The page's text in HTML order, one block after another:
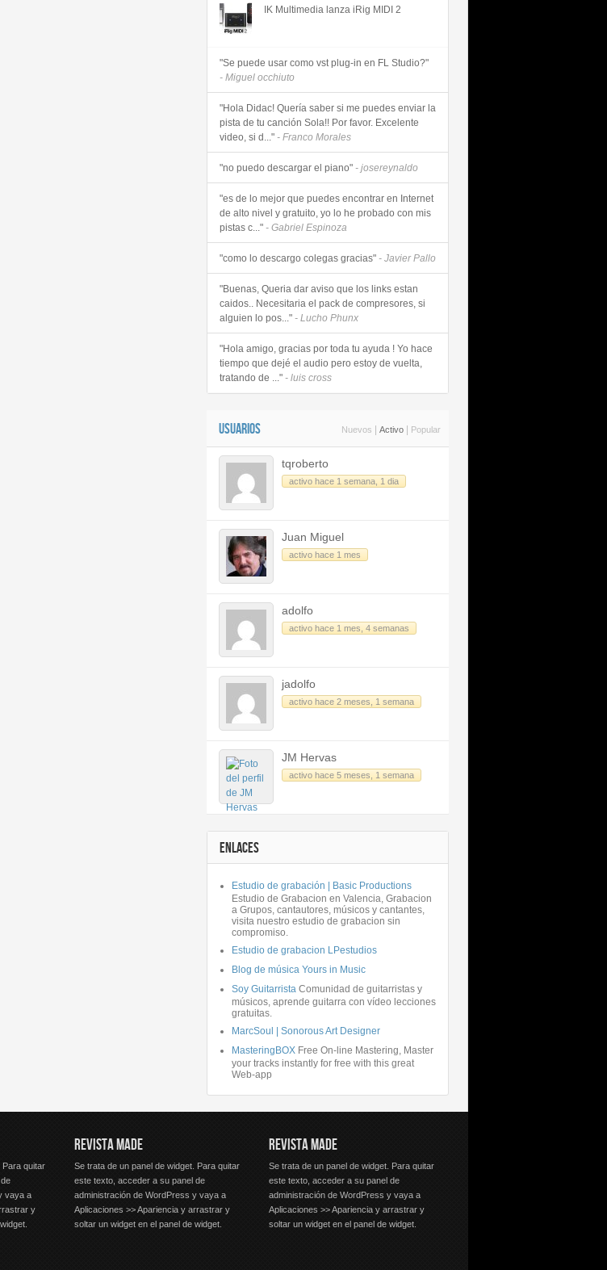
IK Multimedia lanza iRig MIDI 2
"Se puede usar como vst plug-in en FL Studio?"
- Miguel occhiuto
"Hola Didac! Quería saber si me puedes enviar la
pista de tu canción Sola!! Por favor. Excelente
video, si d..." - Franco Morales
"no puedo descargar el piano" - josereynaldo
"es de lo mejor que puedes encontrar en Internet
de alto nivel y gratuito, yo lo he probado con mis
pistas c..." - Gabriel Espinoza
"como lo descargo colegas gracias" - Javier Pallo
"Buenas, Queria dar aviso que los links estan
caidos.. Necesitaria el pack de compresores, si
alguien lo pos..." - Lucho Phunx
"Hola amigo, gracias por toda tu ayuda ! Yo hace
tiempo que dejé el audio pero estoy de vuelta,
tratando de ..." - luis cross
USUARIOS Nuevos Activo Popular
tqroberto
activo hace 1 semana, 1 dia
Juan Miguel
activo hace 1 mes
adolfo
activo hace 1 mes, 4 semanas
jadolfo
activo hace 2 meses, 1 semana
JM Hervas
activo hace 5 meses, 1 semana
ENLACES
Estudio de grabación | Basic Productions
Estudio de Grabacion en Valencia, Grabacion
a Grupos, cantautores, músicos y cantantes,
visita nuestro estudio de grabacion sin
compromiso.
Estudio de grabacion LPestudios
Blog de música Yours in Music
Soy Guitarrista Comunidad de guitarristas y
músicos, aprende guitarra con vídeo lecciones
gratuitas.
MarcSoul | Sonorous Art Designer
MasteringBOX Free On-line Mastering, Master
your tracks instantly for free with this great
Web-app
Para quitar
vaya a
y
REVISTA MADE
Se trata de un panel de widget. Para quitar
este texto, acceder a su panel de
administración de WordPress y vaya a
Aplicaciones >> Apariencia y arrastrar y
soltar un widget en el panel de widget.
REVISTA MADE
Se trata de un panel de widget. Para quitar
este texto, acceder a su panel de
administración de WordPress y vaya a
Aplicaciones >> Apariencia y arrastrar y
soltar un widget en el panel de widget.